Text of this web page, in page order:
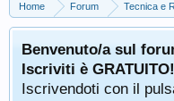
Home Forum Tecnica e
Benvenuto/a sul
Iscriviti è GRATUITO!
Iscrivendoti con il